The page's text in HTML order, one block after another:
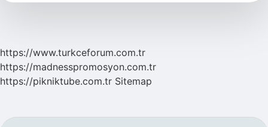
https://www.turkceforum.com.tr
https://madnesspromosyon.com.tr
https://pikniktube.com.tr Sitemap